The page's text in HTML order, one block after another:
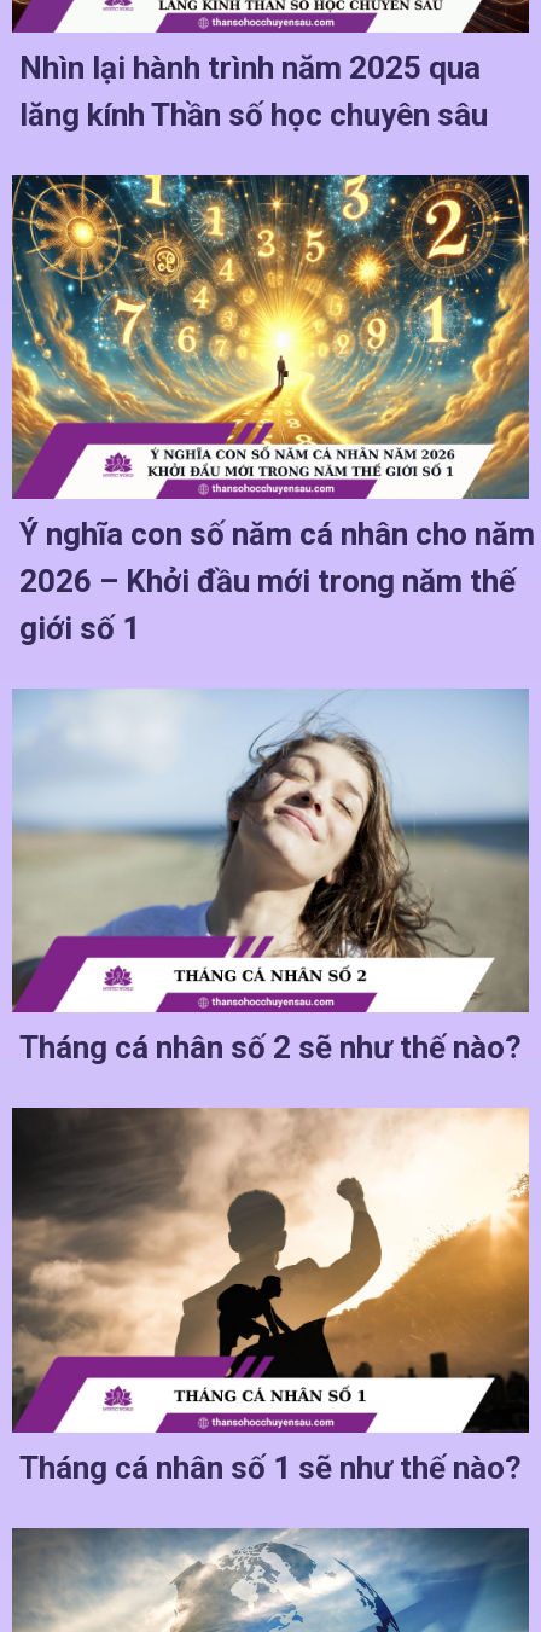
Nhìn lại hành trình năm 2025 qua
lăng kính Thần số học chuyên sâu
Ý nghĩa con số năm cá nhân cho năm
2026 – Khởi đầu mới trong năm thế
giới số 1
Tháng cá nhân số 2 sẽ như thế nào?
Tháng cá nhân số 1 sẽ như thế nào?